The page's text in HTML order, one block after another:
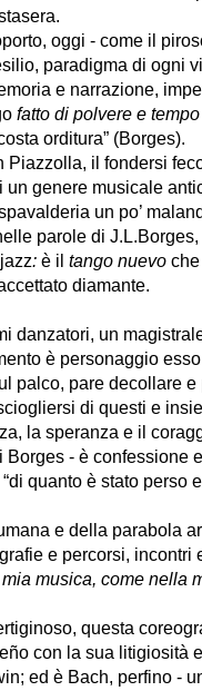
oggi - come il
paradigma di ogni
e narrazione,
fatto di polvere e tempo
orditura” (Borges).
Piazzolla, il fondersi
un genere musicale
un po’
parole di
: è il tango nuevo
diamante.
danzatori, un
è personaggio
palco, pare decollare
di questi e
la speranza e il
- è confessione
quanto è stato perso
e della parabola
e percorsi, incontri
musica, come nella
questa
con la sua litigiosità
ed è Bach, perfino -